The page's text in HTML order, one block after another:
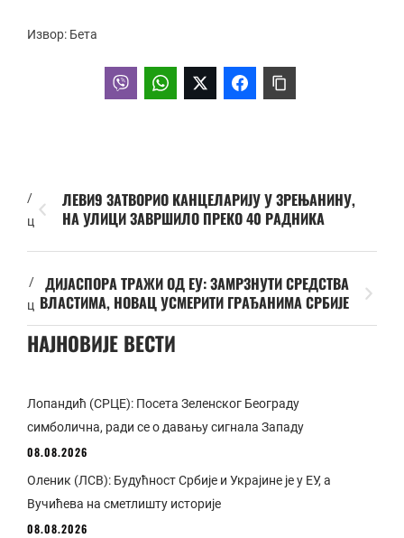
Извор: Бета
/
ц
ЛЕВИ9 ЗАТВОРИО КАНЦЕЛАРИЈУ У ЗРЕЊАНИНУ,
НА УЛИЦИ ЗАВРШИЛО ПРЕКО 40 РАДНИКА
/
ц
ДИЈАСПОРА ТРАЖИ ОД ЕУ: ЗАМРЗНУТИ СРЕДСТВА
ВЛАСТИМА, НОВАЦ УСМЕРИТИ ГРАЂАНИМА СРБИЈЕ
НАЈНОВИЈЕ ВЕСТИ
Лопандић (СРЦЕ): Посета Зеленског Београду
симболична, ради се о давању сигнала Западу
08.08.2026
Оленик (ЛСВ): Будућност Србије и Украјине је у ЕУ, а
Вучићева на сметлишту историје
08.08.2026